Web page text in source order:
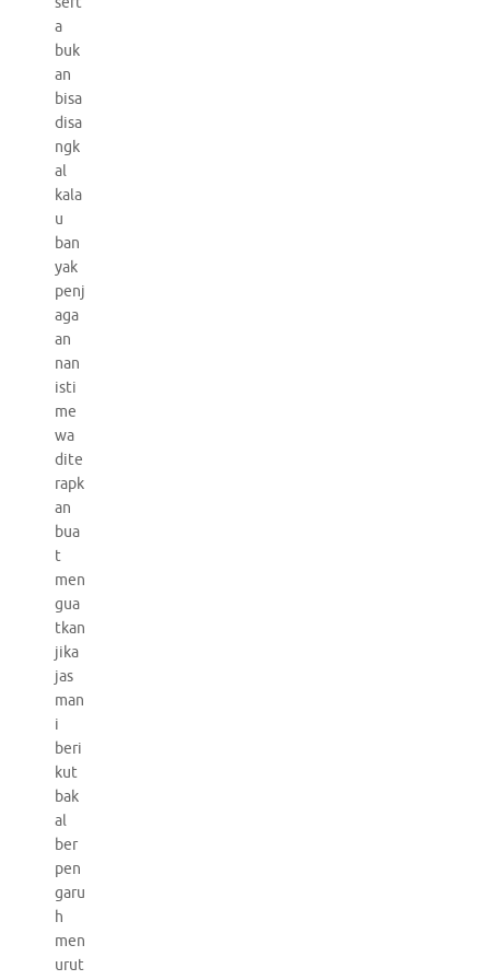
a
buk
an
bisa
disa
ngk
al
kala
u
ban
yak
penj
aga
an
nan
isti
me
wa
dite
rapk
an
bua
t
men
gua
tkan
jika
jas
man
i
beri
kut
bak
al
ber
pen
garu
h
men
urut